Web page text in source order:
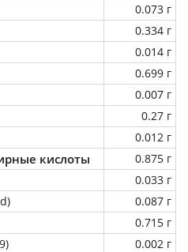
0.073 г
0.334 г
0.014 г
0.699 г
0.007 г
0.27 г
0.012 г
кислоты
0.875 г
0.033 г
0.087 г
0.715 г
0.002 г